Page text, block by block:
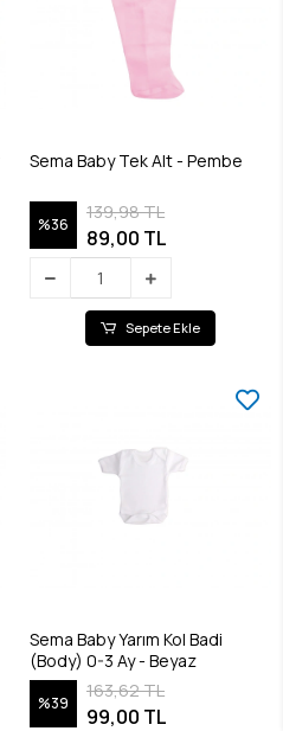
Sema Baby Tek Alt - Pembe
%36
139,98 TL
89,00 TL
Sepete Ekle
Sema Baby Yarım Kol Badi
(Body) 0-3 Ay - Beyaz
%39
163,62 TL
99,00 TL